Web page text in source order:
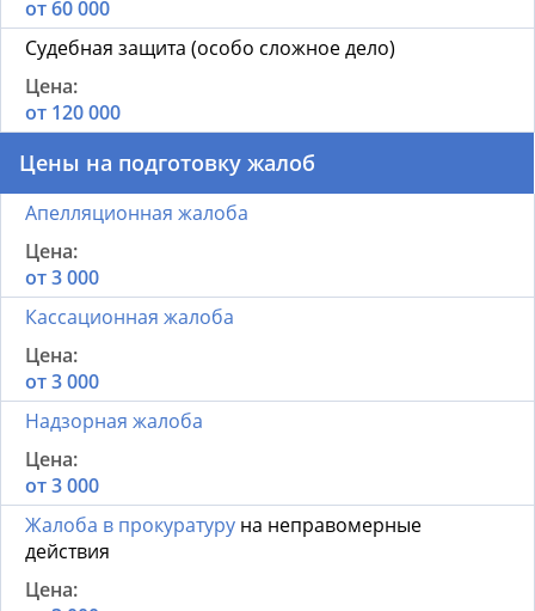
от 60 000
Судебная защита (особо сложное дело)
от 120 000
Цены на подготовку жалоб
Апелляционная жалоба
от 3 000
Кассационная жалоба
от 3 000
Надзорная жалоба
от 3 000
Жалоба в прокуратуру на неправомерные
действия